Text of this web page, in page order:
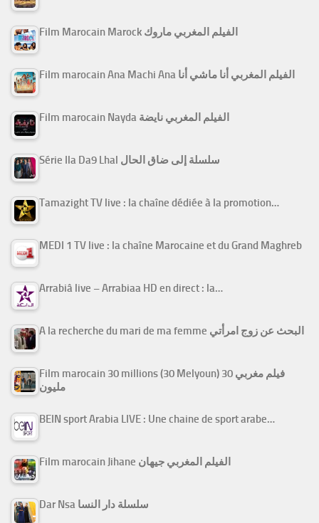
Film Marocain Marock الفيلم المغربي ماروك
Film marocain Ana Machi Ana الفيلم المغربي أنا ماشي أنا
Film marocain Nayda الفيلم المغربي نايضة
Série Ila Da9 Lhal سلسلة إلى ضاق الحال
Tamazight TV live : la chaîne dédiée à la promotion…
MEDI 1 TV live : la chaîne Marocaine et du Grand Maghreb
Arrabiâ live – Arrabiaa HD en direct : la…
A la recherche du mari de ma femme البحث عن زوج امرأتي
Film marocain 30 millions (30 Melyoun) فيلم مغربي 30
مليون
BEIN sport Arabia LIVE : Une chaine de sport arabe…
Film marocain Jihane الفيلم المغربي جيهان
Dar Nsa سلسلة دار النسا